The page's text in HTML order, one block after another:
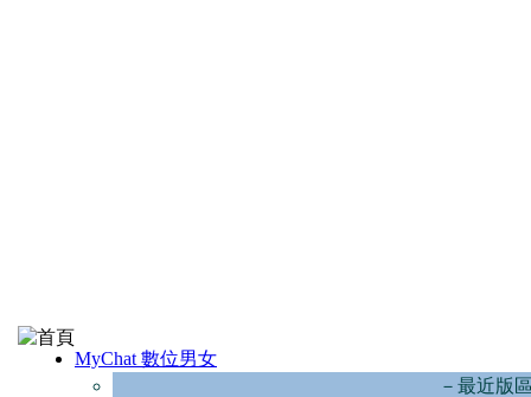
MyChat 數位男女
－最近版